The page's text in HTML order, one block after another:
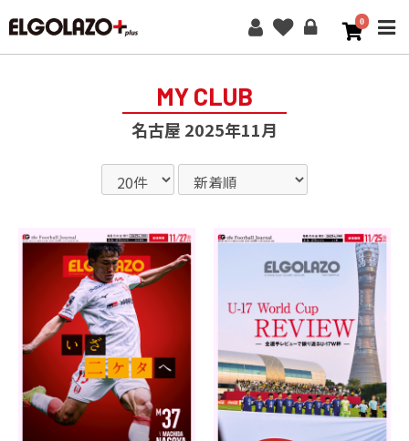
0
MY CLUB
名古屋 2025年11月